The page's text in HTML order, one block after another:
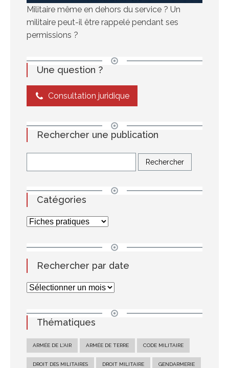
Militaire même en dehors du service ? Un
militaire peut-il être rappelé pendant ses
permissions ?
Une question ?
Consultation juridique
Rechercher une publication
Catégories
Rechercher par date
Thématiques
ARMÉE DE L'AIR ARMÉE DE TERRE CODE MILITAIRE
DROIT DES MILITAIRES DROIT MILITAIRE GENDARMERIE